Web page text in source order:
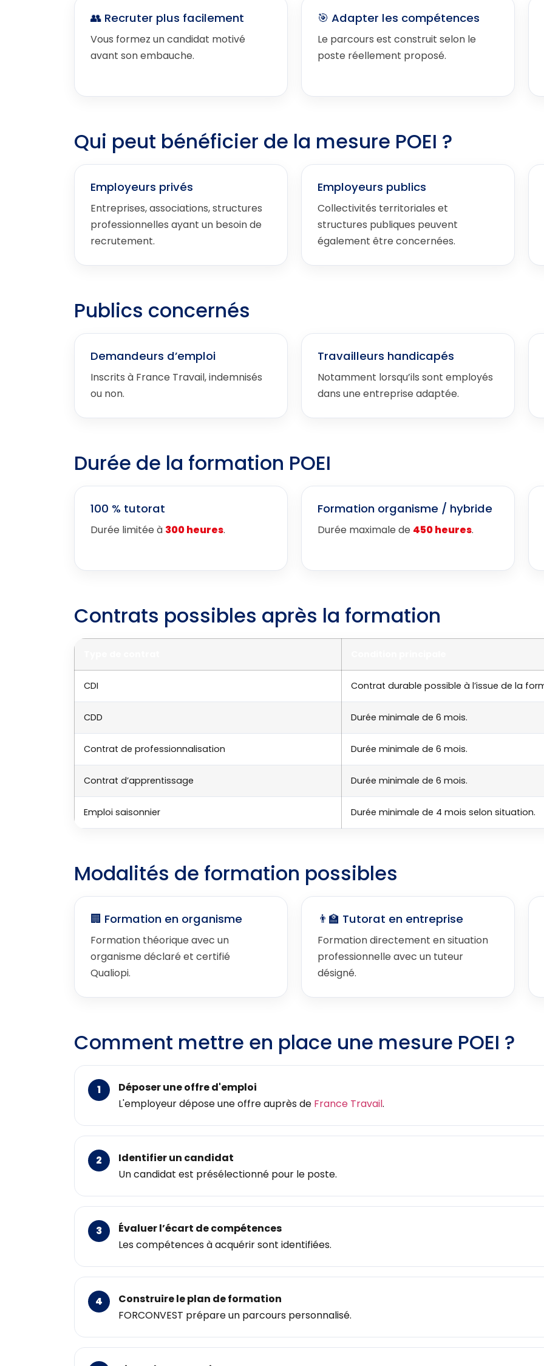
👥 Recruter plus facilement
Vous formez un candidat motivé
avant son embauche.
🎯 Adapter les compétences
Le parcours est construit selon le
poste réellement proposé.
Qui peut bénéficier de la mesure POEI ?
Employeurs privés
Entreprises, associations, structures
professionnelles ayant un besoin de
recrutement.
Employeurs publics
Collectivités territoriales et
structures publiques peuvent
également être concernées.
Publics concernés
Demandeurs d’emploi
Inscrits à France Travail, indemnisés
ou non.
Travailleurs handicapés
Notamment lorsqu’ils sont employés
dans une entreprise adaptée.
Durée de la formation POEI
100 % tutorat
Durée limitée à 300 heures.
Formation organisme / hybride
Durée maximale de 450 heures.
Contrats possibles après la formation
CDI Contrat durable possible à l’issue de la
CDD Durée minimale de 6 mois.
Contrat de professionnalisation Durée minimale de 6 mois.
Contrat d’apprentissage Durée minimale de 6 mois.
Emploi saisonnier Durée minimale de 4 mois selon situation.
Modalités de formation possibles
🏢 Formation en organisme
Formation théorique avec un
organisme déclaré et certifié
Qualiopi.
👨‍🏫 Tutorat en entreprise
Formation directement en situation
professionnelle avec un tuteur
désigné.
Comment mettre en place une mesure POEI ?
Déposer une offre d'emploi
L'employeur dépose une offre auprès de France Travail.
Identifier un candidat
Un candidat est présélectionné pour le poste.
Évaluer l’écart de compétences
Les compétences à acquérir sont identifiées.
Construire le plan de formation
FORCONVEST prépare un parcours personnalisé.